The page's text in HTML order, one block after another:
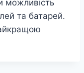
можливість
та батарей.